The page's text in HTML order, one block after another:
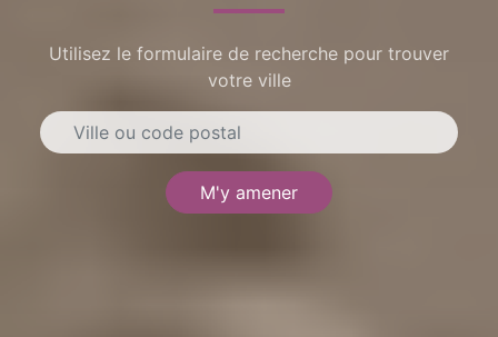
Utilisez le formulaire de recherche pour trouver
votre ville
M'y amener